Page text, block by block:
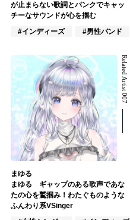
が止まらない歌詞とパンクでキャッ
チーなサウンドが心を掴む
#インディーズ
#男性バンド
Related Artist 007
まゆる
まゆる ギャップのある歌声であな
たの心を鷲掴み！わたぐものような
ふんわり系VSinger